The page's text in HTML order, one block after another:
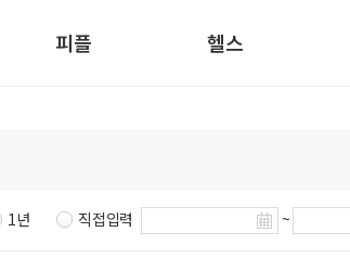
피플 헬스
1년 직접입력 ~